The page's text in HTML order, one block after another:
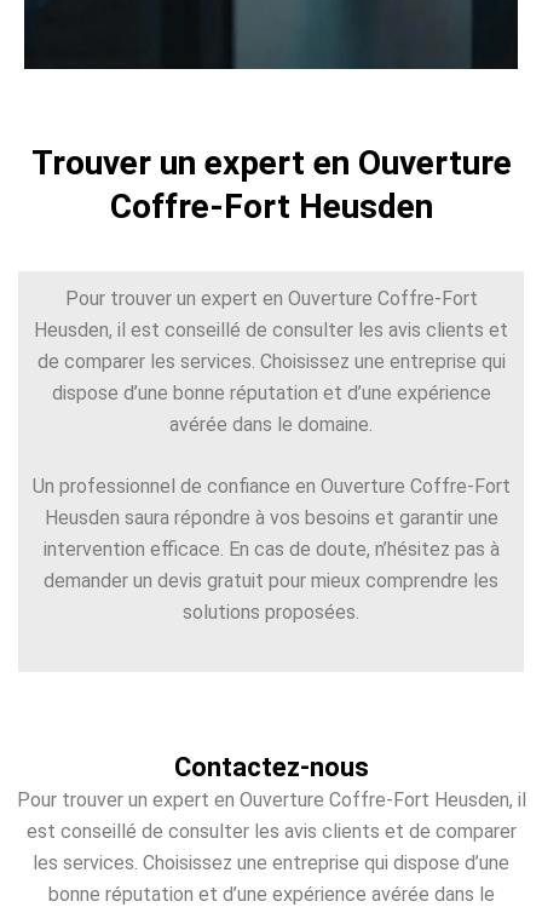
Trouver un expert en Ouverture
Coffre-Fort Heusden
Pour trouver un expert en Ouverture Coffre-Fort
Heusden, il est conseillé de consulter les avis clients et
de comparer les services. Choisissez une entreprise qui
dispose d’une bonne réputation et d’une expérience
avérée dans le domaine.
Un professionnel de confiance en Ouverture Coffre-Fort
Heusden saura répondre à vos besoins et garantir une
intervention efficace. En cas de doute, n’hésitez pas à
demander un devis gratuit pour mieux comprendre les
solutions proposées.
Contactez-nous
Pour trouver un expert en Ouverture Coffre-Fort Heusden, il
est conseillé de consulter les avis clients et de comparer
les services. Choisissez une entreprise qui dispose d’une
bonne réputation et d’une expérience avérée dans le